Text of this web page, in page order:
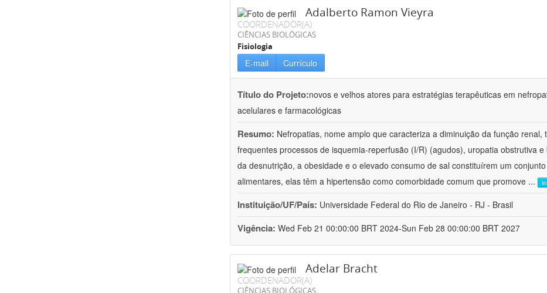
Adalberto Ramon Vieyra
COORDENADOR(A)
CIÊNCIAS BIOLÓGICAS
Fisiologia
E-mail Currículo
Título do Projeto:novos e velhos atores para estratégias terapêuticas em
acelulares e farmacológicas
Resumo: Nefropatias, nome amplo que caracteriza a diminuição da função renal,
frequentes processos de isquemia-reperfusão (I/R) (agudos), uropatia obstrutiva
da desnutrição, a obesidade e o elevado consumo de sal constituírem um
alimentares, elas têm a hipertensão como comorbidade comum que promove ...
Instituição/UF/País: Universidade Federal do Rio de Janeiro - RJ - Brasil
Vigência: Wed Feb 21 00:00:00 BRT 2024-Sun Feb 28 00:00:00 BRT 2027
Adelar Bracht
COORDENADOR(A)
CIÊNCIAS BIOLÓGICAS